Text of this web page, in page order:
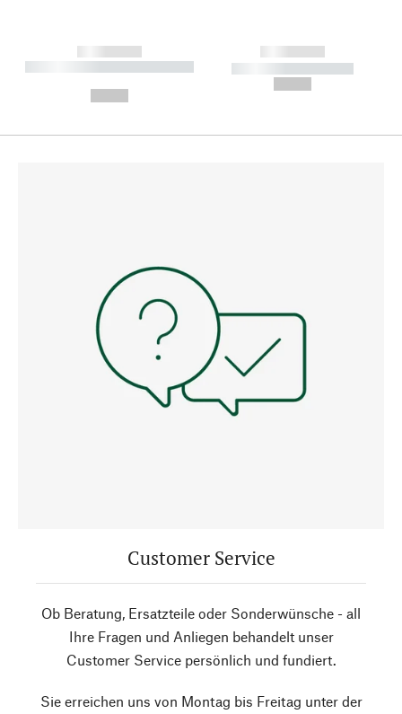
------------
----------- ----------- --------
------------
----------- -----------
Customer Service
Ob Beratung, Ersatzteile oder Sonderwünsche - all
Ihre Fragen und Anliegen behandelt unser
Customer Service persönlich und fundiert.
Sie erreichen uns von Montag bis Freitag unter der